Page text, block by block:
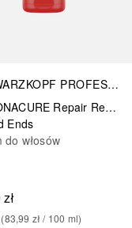
SCHWARZKOPF PROFESSIONAL
BC BONACURE Repair Rescue Arginine
Ends
do włosów
(83,99 zł / 100 ml)